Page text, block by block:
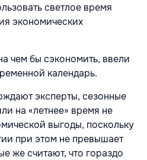
светлое время
экономических
чем бы сэкономить, ввели
календарь.
эксперты, сезонные
на «летнее» время не
выгоды, поскольку
при этом не превышает
же считают, что гораздо